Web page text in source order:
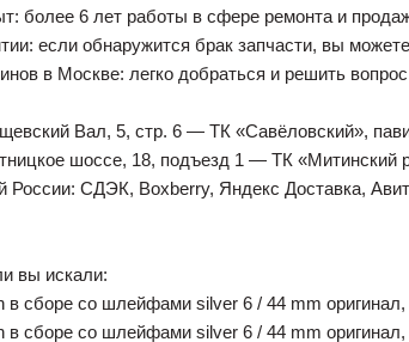
более 6 лет работы в сфере ремонта и
если обнаружится брак запчасти, вы
в Москве: легко добраться и решить
Вал, 5, стр. 6 — ТК «Савёловский»,
шоссе, 18, подъезд 1 — ТК «Митинский
России: СДЭК, Boxberry, Яндекс Доставка,
вы искали:
в сборе со шлейфами silver 6 / 44 mm
в сборе со шлейфами silver 6 / 44 mm